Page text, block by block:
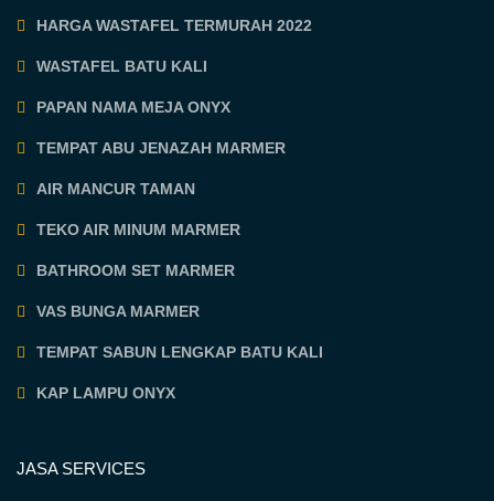
HARGA WASTAFEL TERMURAH 2022
WASTAFEL BATU KALI
PAPAN NAMA MEJA ONYX
TEMPAT ABU JENAZAH MARMER
AIR MANCUR TAMAN
TEKO AIR MINUM MARMER
BATHROOM SET MARMER
VAS BUNGA MARMER
TEMPAT SABUN LENGKAP BATU KALI
KAP LAMPU ONYX
JASA SERVICES